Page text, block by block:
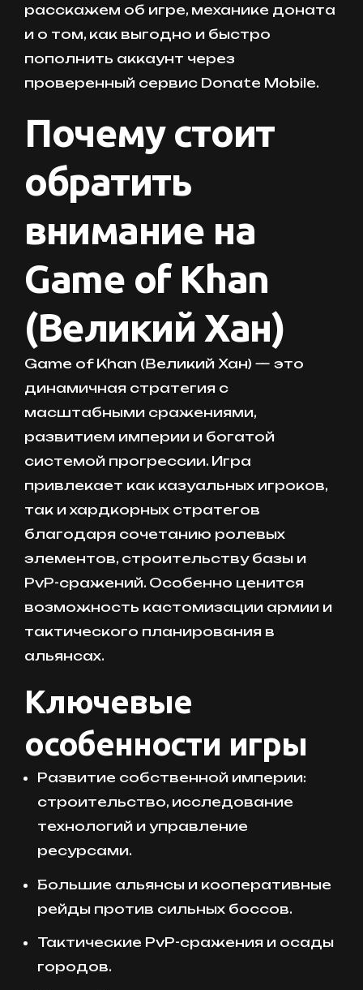
расскажем об игре, механике доната
и о том, как выгодно и быстро
пополнить аккаунт через
проверенный сервис Donate Mobile.
Почему стоит
обратить
внимание на
Game of Khan
(Великий Хан)
Game of Khan (Великий Хан) — это
динамичная стратегия с
масштабными сражениями,
развитием империи и богатой
системой прогрессии. Игра
привлекает как казуальных игроков,
так и хардкорных стратегов
благодаря сочетанию ролевых
элементов, строительству базы и
PvP-сражений. Особенно ценится
возможность кастомизации армии и
тактического планирования в
альянсах.
Ключевые
особенности игры
Развитие собственной империи:
строительство, исследование
технологий и управление
ресурсами.
Большие альянсы и кооперативные
рейды против сильных боссов.
Тактические PvP-сражения и осады
городов.